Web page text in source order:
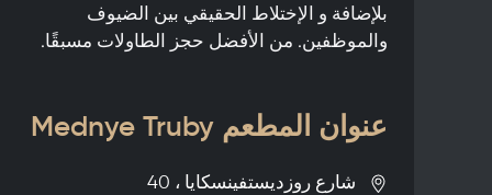
بلإضافة و الإختلاط الحقيقي بين الضيوف
والموظفين. من الأفضل حجز الطاولات مسبقًا.
عنوان المطعم Mednye Truby
شارع روزديستفينسكايا ، 40